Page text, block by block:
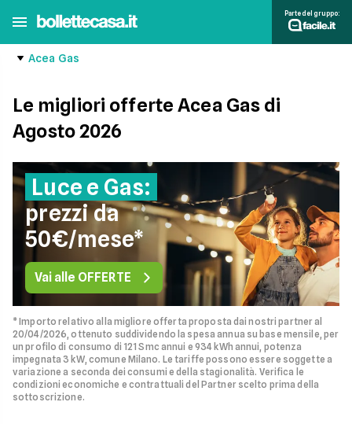
Parte del gruppo:
Acea Gas
Le migliori offerte Acea Gas di
Agosto 2026
Luce e Gas:
prezzi da
50€/mese*
Vai alle OFFERTE
* Importo relativo alla migliore offerta proposta dai nostri partner al
20/04/2026, ottenuto suddividendo la spesa annua su base mensile, per
un profilo di consumo di 121 Smc annui e 934 kWh annui, potenza
impegnata 3 kW, comune Milano. Le tariffe possono essere soggette a
variazione a seconda dei consumi e della stagionalità. Verifica le
condizioni economiche e contrattuali del Partner scelto prima della
sottoscrizione.